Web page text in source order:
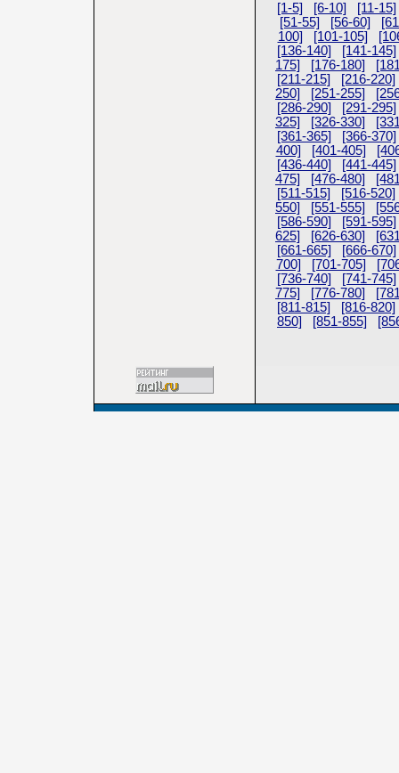
[1-5] [6-10]
[11-15]
[51-55]
[56-60]
100]
[101-105]
[136-140]
[141-145]
175]
[176-180]
[211-215]
[216-220]
250]
[251-255]
[286-290]
[291-295]
325]
[326-330]
[361-365]
[366-370]
400]
[401-405]
[436-440]
[441-445]
475]
[476-480]
[511-515]
[516-520]
550]
[551-555]
[586-590]
[591-595]
625]
[626-630]
[661-665]
[666-670]
700]
[701-705]
[736-740]
[741-745]
775]
[776-780]
[811-815]
[816-820]
850]
[851-855]